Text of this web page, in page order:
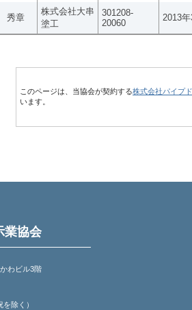
秀章
株式会社大串
塗工
301208-
20060
2013
このページは、当協会が契約する株式会社パイプ
います。
業協会
わビル3階
除く）